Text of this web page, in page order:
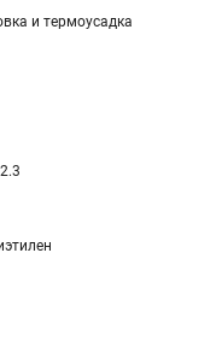
и термоусадка